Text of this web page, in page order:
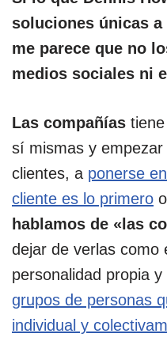
soluciones únicas
me parece que no
medios sociales ni
Las compañías
sí mismas y
clientes, a ponerse
cliente es lo primero
hablamos de «las
dejar de verlas como
personalidad propia
grupos de personas
individual y